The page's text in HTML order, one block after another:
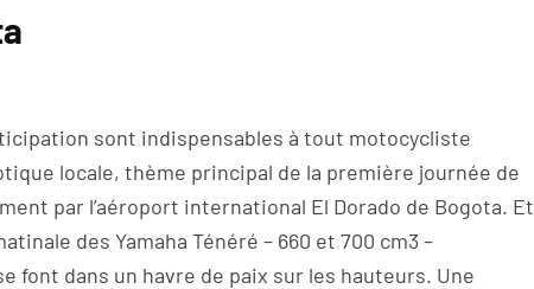
sont indispensables à tout motocycliste
locale, thème principal de la première journée de
par l’aéroport international El Dorado de Bogota. Et
des Yamaha Ténéré – 660 et 700 cm3 –
dans un havre de paix sur les hauteurs. Une